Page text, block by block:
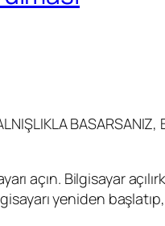
BASARSANIZ,
açın. Bilgisayar
yeniden